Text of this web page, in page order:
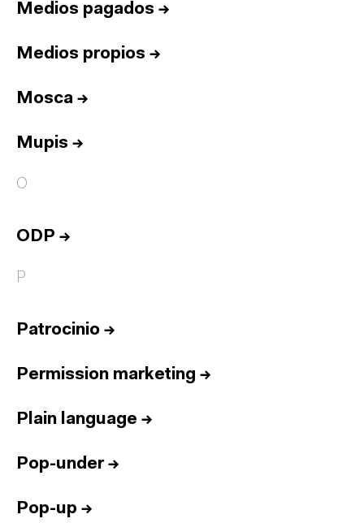
Medios pagados →
Medios propios →
Mosca →
Mupis →
O
ODP →
P
Patrocinio →
Permission marketing →
Plain language →
Pop-under→
Pop-up →